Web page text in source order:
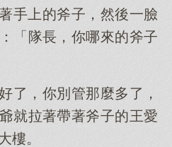
手上的斧子，然後一臉
「隊長，你哪來的斧子
了，你別管那麼多了，
就拉著帶著斧子的王愛
樓。